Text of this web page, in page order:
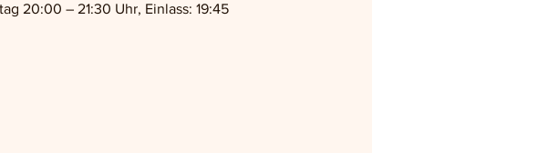
20:00 – 21:30 Uhr, Einlass: 19:45